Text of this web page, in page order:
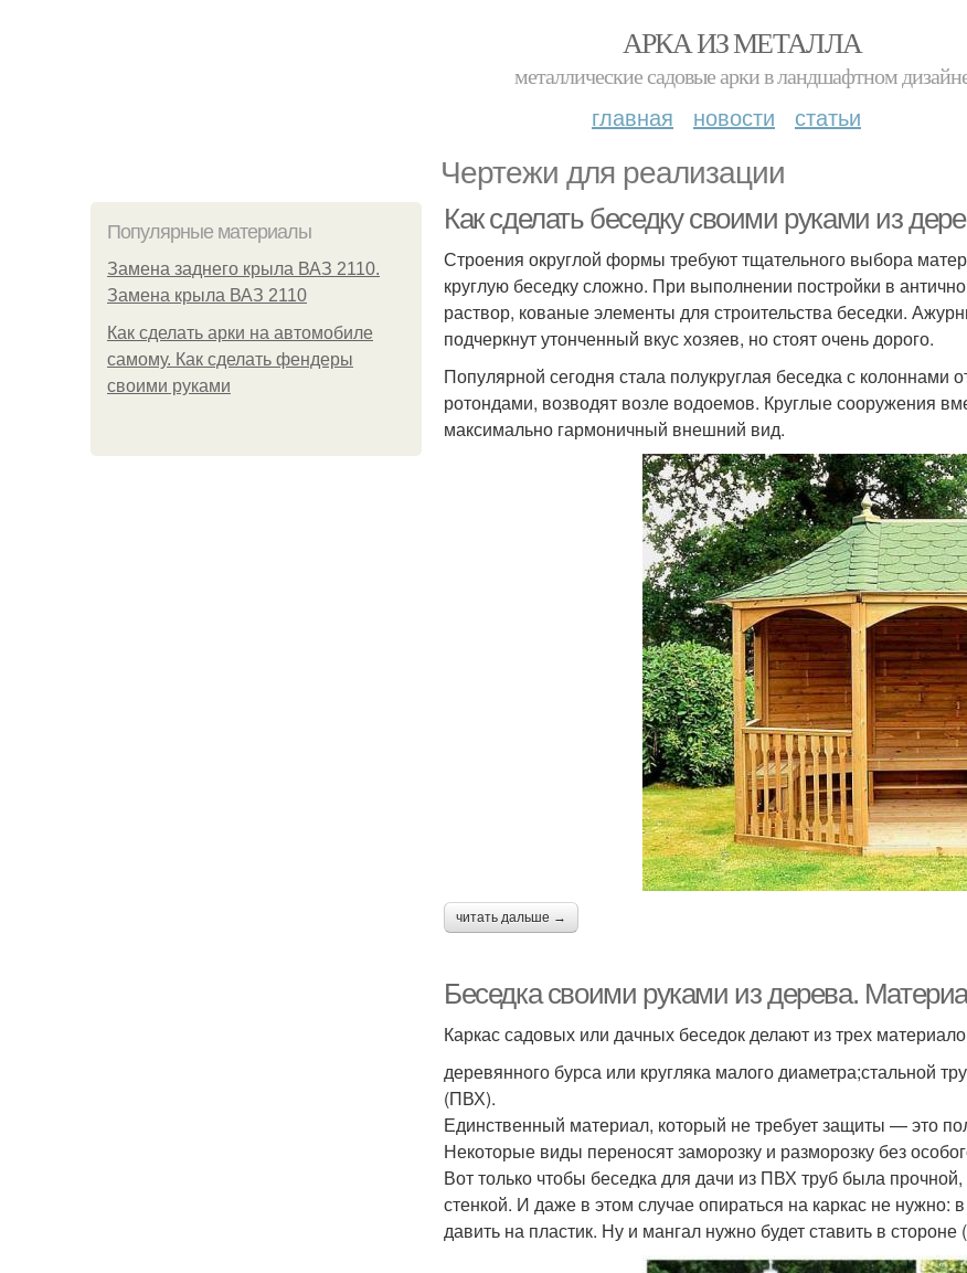
АРКА ИЗ МЕТАЛЛА
металлические садовые арки в ландшафтном
главная новости статьи
Чертежи для реализации
Популярные материалы
Замена заднего крыла ВАЗ 2110.
Замена крыла ВАЗ 2110
Как сделать арки на автомобиле
самому. Как сделать фендеры
своими руками
Как сделать беседку своими руками из
Строения округлой формы требуют тщательного выбора
круглую беседку сложно. При выполнении постройки в
раствор, кованые элементы для строительства беседки.
подчеркнут утонченный вкус хозяев, но стоят очень дорого.
Популярной сегодня стала полукруглая беседка с колоннами
ротондами, возводят возле водоемов. Круглые сооружения
максимально гармоничный внешний вид.
читать дальше →
Беседка своими руками из дерева.
Каркас садовых или дачных беседок делают из трех
деревянного бурса или кругляка малого диаметра;стальной
(ПВХ).
Единственный материал, который не требует защиты — это
Некоторые виды переносят заморозку и разморозку без
Вот только чтобы беседка для дачи из ПВХ труб была
стенкой. И даже в этом случае опираться на каркас не нужно:
давить на пластик. Ну и мангал нужно будет ставить в